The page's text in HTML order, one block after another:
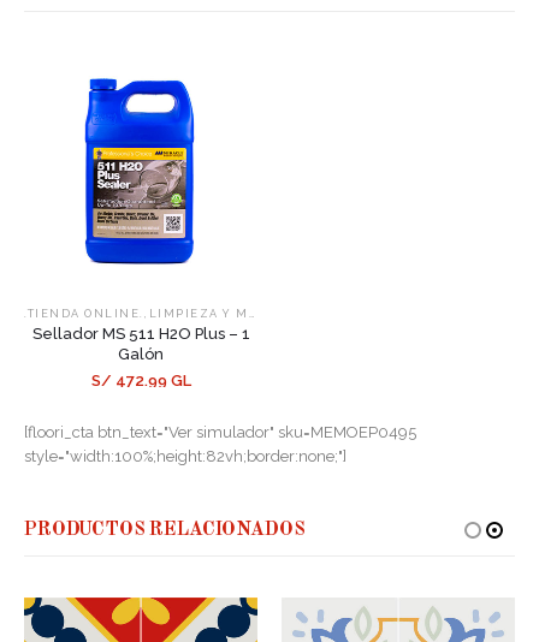
.TIENDA ONLINE. LIMPIEZA Y MANTENIMIENTO
Sellador MS 511 H2O Plus – 1
Galón
S/ 472.99 GL
[floori_cta btn_text="Ver simulador" sku=MEMOEP0495
style="width:100%;height:82vh;border:none;"]
PRODUCTOS RELACIONADOS